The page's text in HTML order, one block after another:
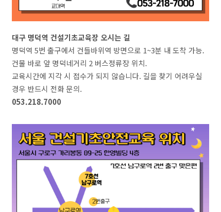
대구 명덕역 건설기초교육장 오시는 길
명덕역 5번 출구에서 건들바위역 방면으로 1~3분 내 도착 가능.
건물 바로 앞 명덕네거리 2 버스정류장 위치.
교육시간에 지각 시 접수가 되지 않습니다. 길을 찾기 어려우실
경우 반드시 전화 문의.
053.218.7000